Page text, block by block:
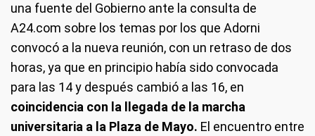
una fuente del Gobierno ante la consulta de
A24.com sobre los temas por los que Adorni
convocó a la nueva reunión, con un retraso de dos
horas, ya que en principio había sido convocada
para las 14 y después cambió a las 16, en
coincidencia con la llegada de la marcha
universitaria a la Plaza de Mayo. El encuentro entre